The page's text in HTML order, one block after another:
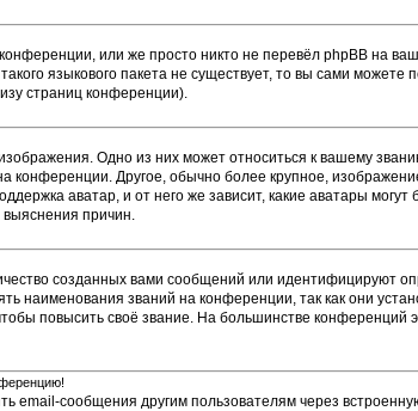
или же просто никто не перевёл phpBB на
языкового пакета не существует, то вы сами
страниц конференции).
Одно из них может относиться к вашему
конференции. Другое, обычно более крупное,
аватар, и от него же зависит, какие аватары
причин.
созданных вами сообщений или идентифицируют
наименования званий на конференции, так как они
повысить своё звание. На большинстве конференций
email-сообщения другим пользователям через